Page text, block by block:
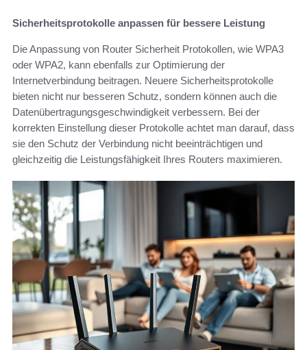
Sicherheitsprotokolle anpassen für bessere Leistung
Die Anpassung von Router Sicherheit Protokollen, wie WPA3
oder WPA2, kann ebenfalls zur Optimierung der
Internetverbindung beitragen. Neuere Sicherheitsprotokolle
bieten nicht nur besseren Schutz, sondern können auch die
Datenübertragungsgeschwindigkeit verbessern. Bei der
korrekten Einstellung dieser Protokolle achtet man darauf, dass
sie den Schutz der Verbindung nicht beeinträchtigen und
gleichzeitig die Leistungsfähigkeit Ihres Routers maximieren.